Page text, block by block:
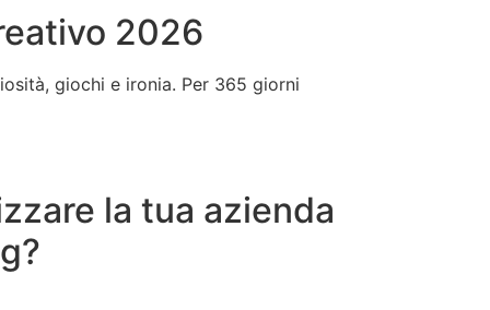
2026
giochi e ironia. Per 365 giorni
la tua azienda